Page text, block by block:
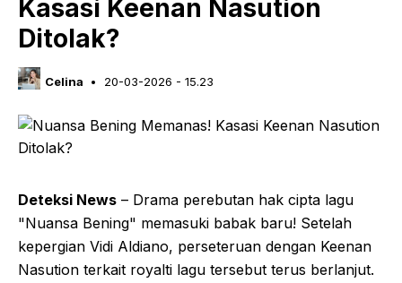
Kasasi Keenan Nasution
Ditolak?
Celina 20-03-2026 - 15.23
Deteksi News – Drama perebutan hak cipta lagu
"Nuansa Bening" memasuki babak baru! Setelah
kepergian Vidi Aldiano, perseteruan dengan Keenan
Nasution terkait royalti lagu tersebut terus berlanjut.